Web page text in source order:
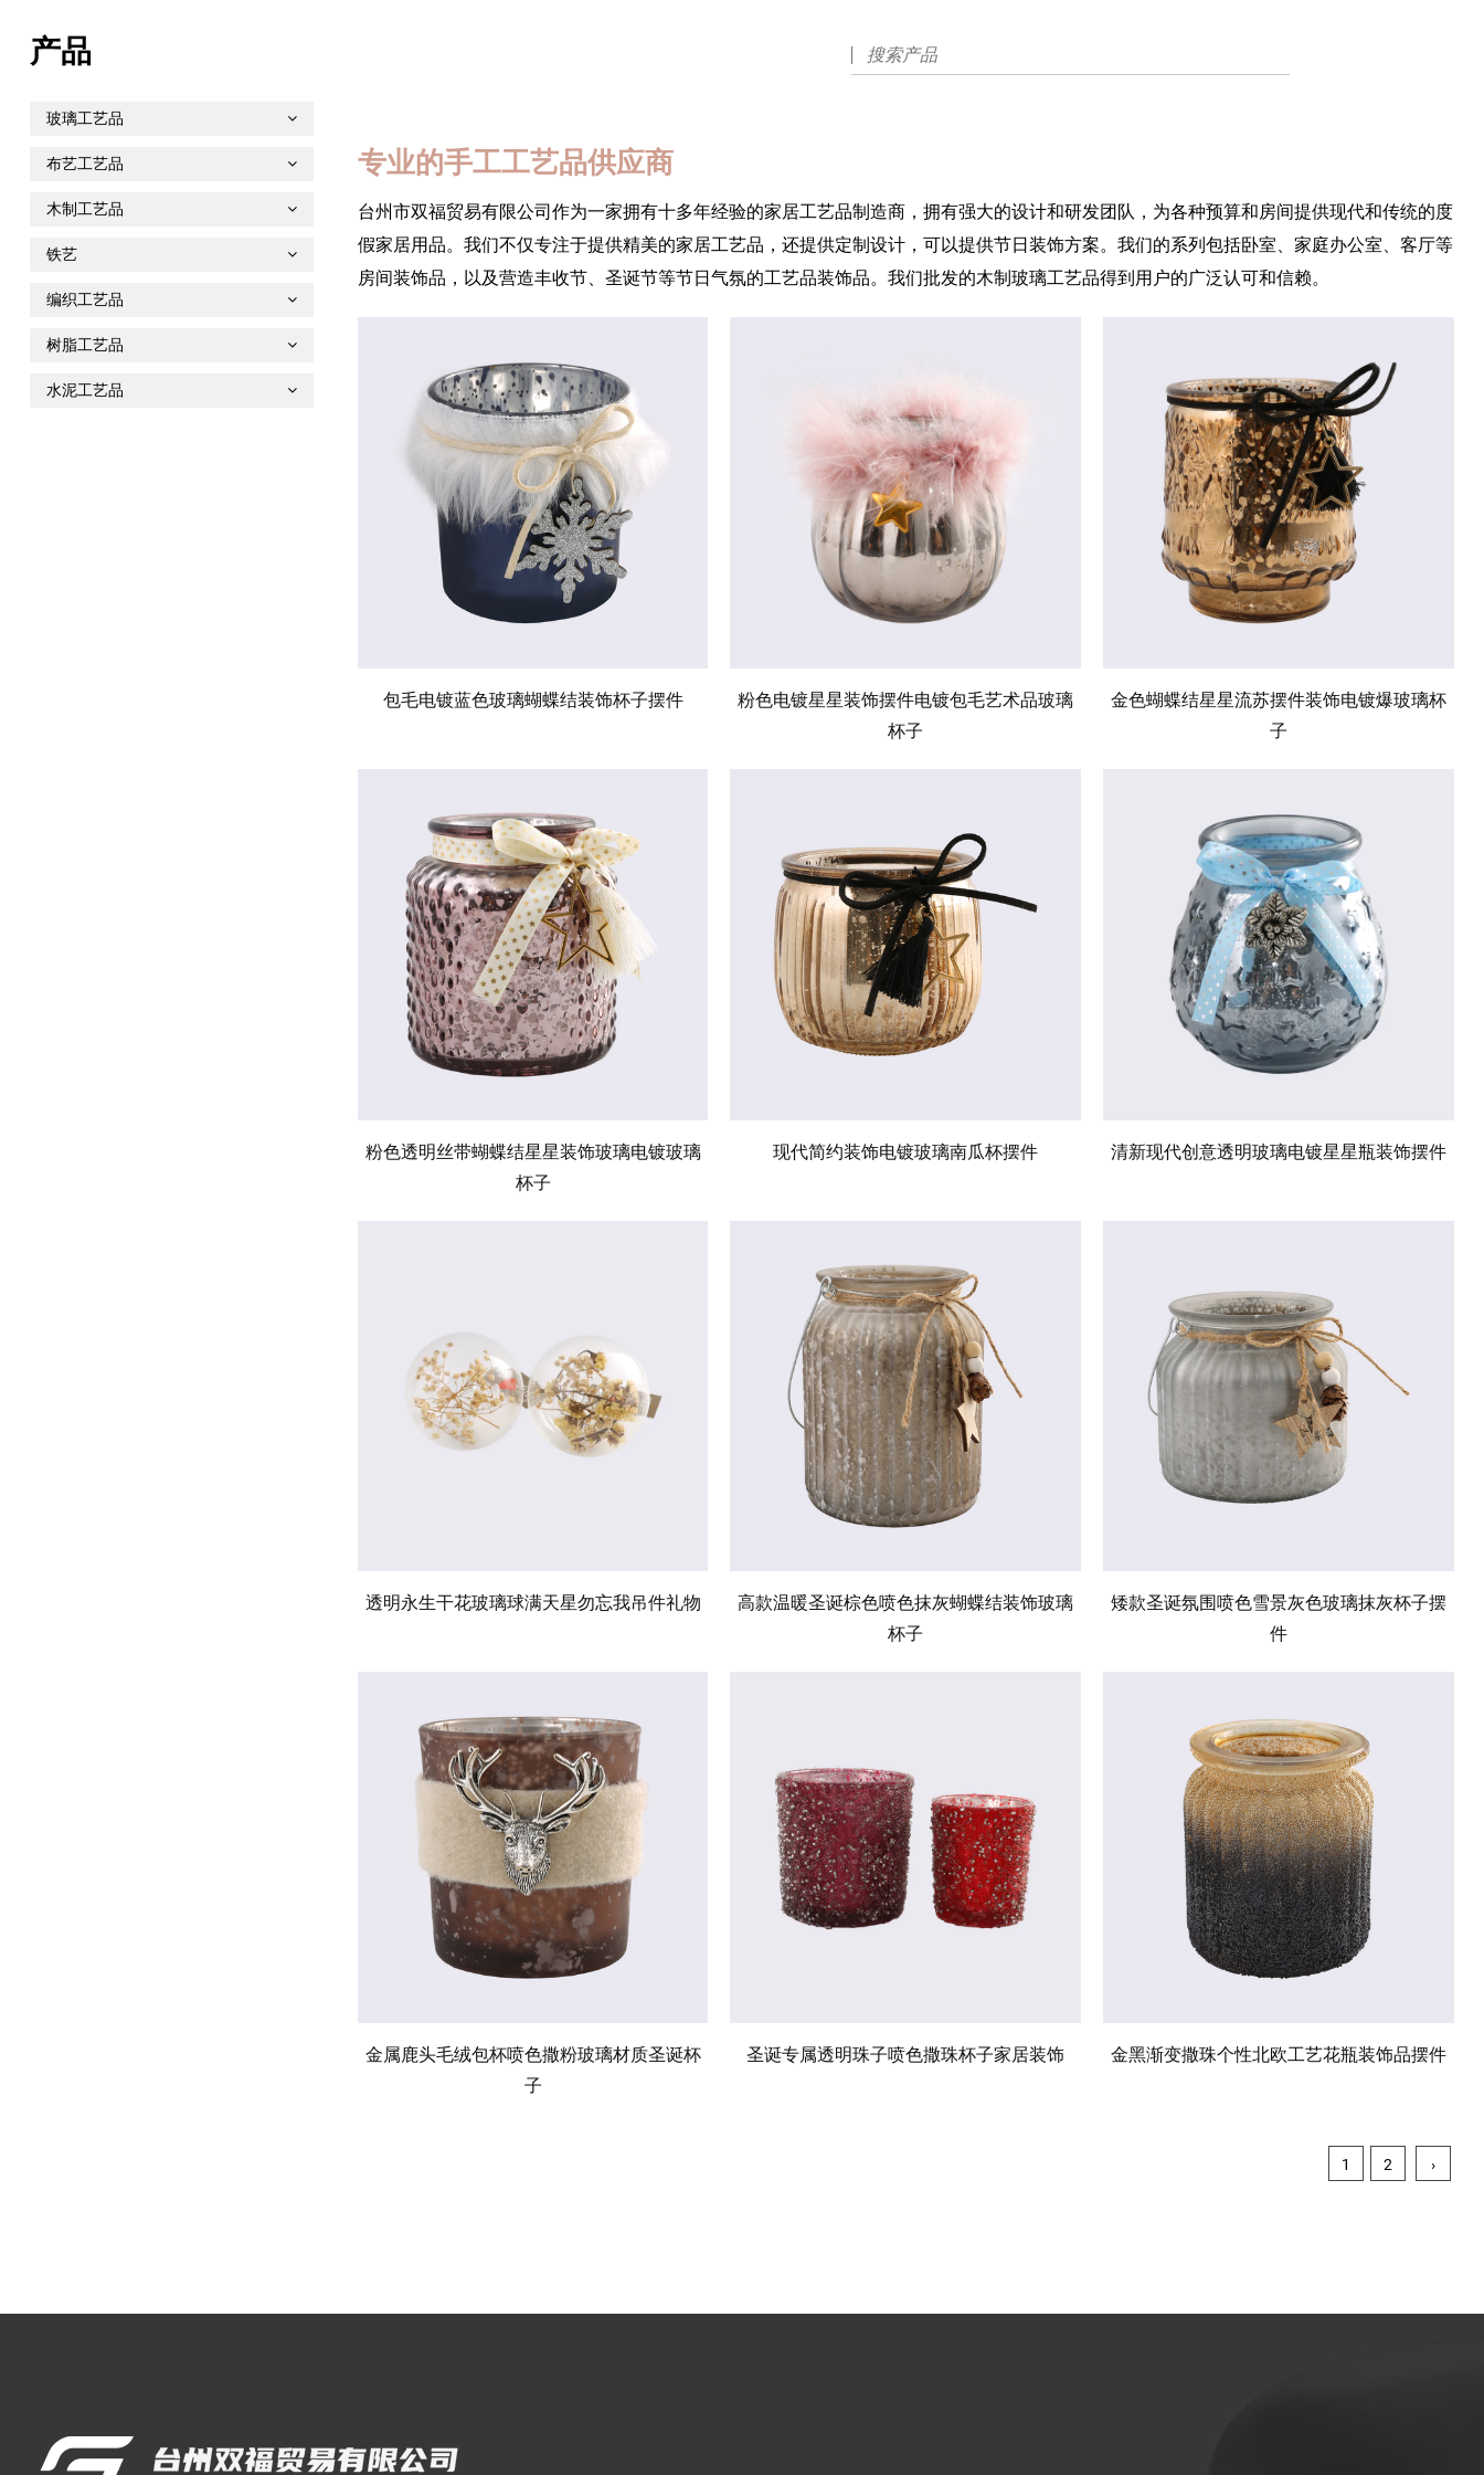
产品
玻璃工艺品
布艺工艺品
木制工艺品
铁艺
编织工艺品
树脂工艺品
水泥工艺品
专业的手工工艺品供应商
台州市双福贸易有限公司作为一家拥有十多年经验的家居工艺品制造商，拥有强大的设计和研发团队，为各种预算和房间提供现代和传统的度
假家居用品。我们不仅专注于提供精美的家居工艺品，还提供定制设计，可以提供节日装饰方案。我们的系列包括卧室、家庭办公室、客厅等
房间装饰品，以及营造丰收节、圣诞节等节日气氛的工艺品装饰品。我们批发的木制玻璃工艺品得到用户的广泛认可和信赖。
包毛电镀蓝色玻璃蝴蝶结装饰杯子摆件
粉色电镀星星装饰摆件电镀包毛艺术品玻璃
杯子
金色蝴蝶结星星流苏摆件装饰电镀爆玻璃杯
子
粉色透明丝带蝴蝶结星星装饰玻璃电镀玻璃
杯子
现代简约装饰电镀玻璃南瓜杯摆件 清新现代创意透明玻璃电镀星星瓶装饰摆件
透明永生干花玻璃球满天星勿忘我吊件礼物
高款温暖圣诞棕色喷色抹灰蝴蝶结装饰玻璃
杯子
矮款圣诞氛围喷色雪景灰色玻璃抹灰杯子摆
件
金属鹿头毛绒包杯喷色撒粉玻璃材质圣诞杯
子
圣诞专属透明珠子喷色撒珠杯子家居装饰 金黑渐变撒珠个性北欧工艺花瓶装饰品摆件
1 2 ›